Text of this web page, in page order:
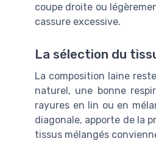
coupe droite ou
cassure excessive.
La sélection du
La composition laine
naturel, une bonne
rayures en lin ou en
diagonale, apporte de la
tissus mélangés